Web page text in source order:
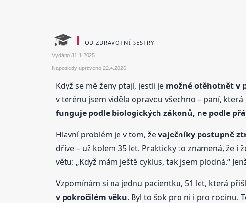
OD ZDRAVOTNÍ SESTRY
Vydáno 31.1.2025
Naposledy upraveno 22.4.2026
Když se mě ženy ptají, jestli je možné otěhotnět v
v terénu jsem viděla opravdu všechno – paní,
funguje podle biologických zákonů, ne podle
Hlavní problém je v tom, ževaječníky postupně
dříve – už kolem 35 let. Prakticky to znamená, že
větu: „Když mám ještě cyklus, tak jsem plodná.“
Vzpomínám si na jednu pacientku, 51 let, která
v pokročilém věku. Byl to šok pro ni i pro rodinu.